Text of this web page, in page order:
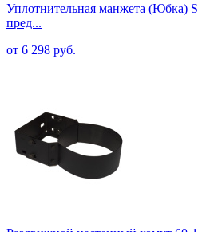
Уплотнительная манжета (Юбка)
пред...
от 6 298 руб.